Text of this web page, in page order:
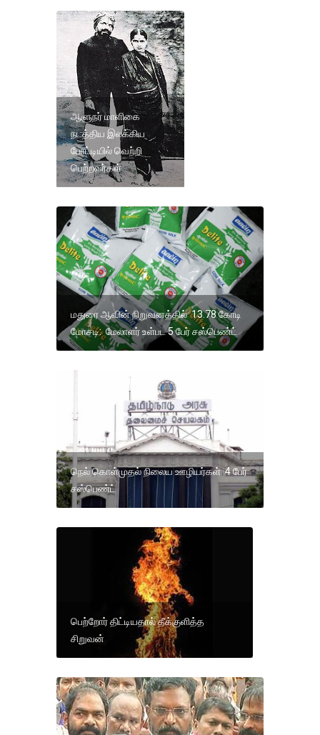
ஆளுநர் மாளிகை
நடத்திய இலக்கிய
போட்டியில் வெற்றி
பெற்றவர்கள்
மதுரை ஆவின் நிறுவனத்தில் 13.78 கோடி
மோசடி: மேலாளர் உள்பட 5 பேர் சஸ்பெண்ட்
நெல் கொள்முதல் நிலைய ஊழியர்கள் 4 பேர்
சஸ்பெண்ட்
பெற்றோர் திட்டியதால் தீக்குளித்த
சிறுவன்